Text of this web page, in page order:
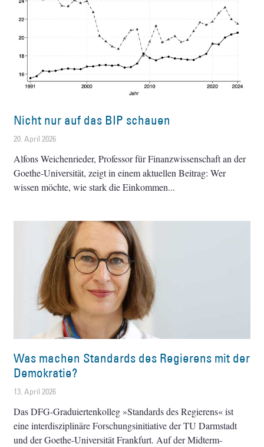
Nicht nur auf das BIP schauen
20. April 2026
Alfons Weichenrieder, Professor für Finanzwissenschaft an der
Goethe-Universität, zeigt in einem aktuellen Beitrag: Wer
wissen möchte, wie stark die Einkommen
Was machen Standards des Regierens mit der
Demokratie?
13. April 2026
Das DFG-Graduiertenkolleg »Standards des Regierens« ist
eine interdisziplinäre Forschungsinitiative der TU Darmstadt
und der Goethe-Universität Frankfurt. Auf der Midterm-